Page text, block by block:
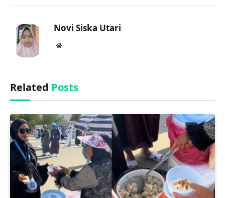
Novi Siska Utari
Website
Related Posts